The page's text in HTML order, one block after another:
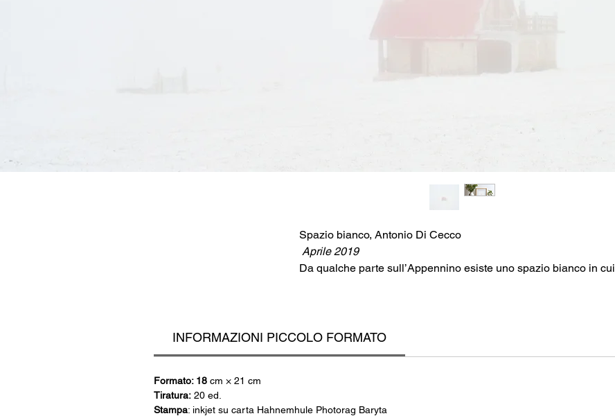
Spazio bianco, Antonio Di Cecco
Aprile 2019
Da qualche parte sull’Appennino esiste uno spazio bianco in cui
INFORMAZIONI PICCOLO FORMATO
Formato: 18 cm × 21 cm
Tiratura: 20 ed.
Stampa: inkjet su carta Hahnemhule Photorag Baryta